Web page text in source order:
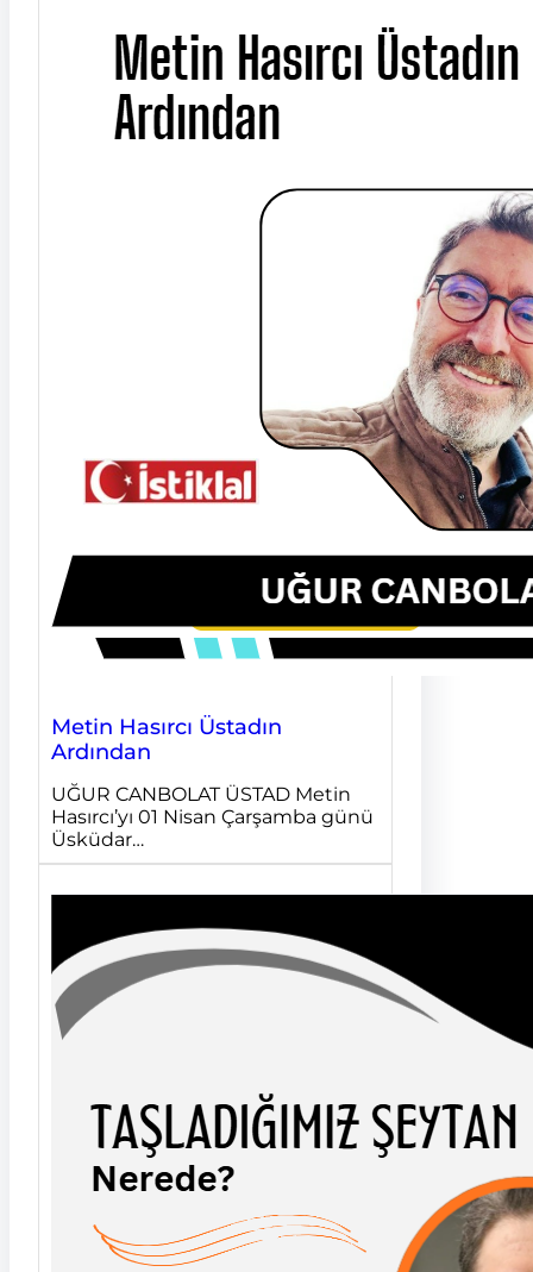
Metin Hasırcı Üstadın
Ardından
UĞUR CANBOLAT ÜSTAD Metin
Hasırcı’yı 01 Nisan Çarşamba günü
Üsküdar…